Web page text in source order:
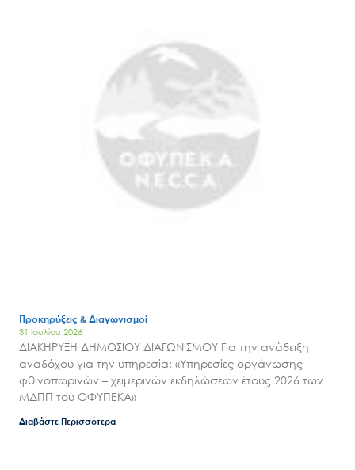
Search
for:
Προκηρύξεις & Διαγωνισμοί
31 Ιουλίου 2026
ΔΙΑΚΗΡΥΞΗ ΔΗΜΟΣΙΟΥ ΔΙΑΓΩΝΙΣΜΟΥ Για την ανάδειξη
αναδόχου για την υπηρεσία: «Υπηρεσίες οργάνωσης
φθινοπωρινών – χειμερινών εκδηλώσεων έτους 2026 των
ΜΔΠΠ του ΟΦΥΠΕΚΑ»
Διαβάστε Περισσότερα